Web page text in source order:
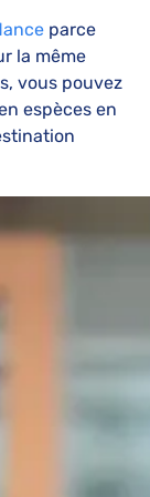
parce
la même
vous pouvez
espèces en